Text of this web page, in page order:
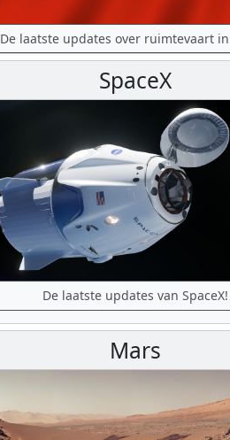
De laatste updates over ruimtevaart
SpaceX
De laatste updates van SpaceX!
Mars